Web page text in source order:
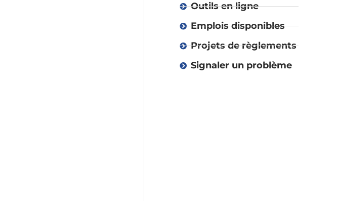
Outils en ligne
Emplois disponibles
Projets de règlements
Signaler un problème